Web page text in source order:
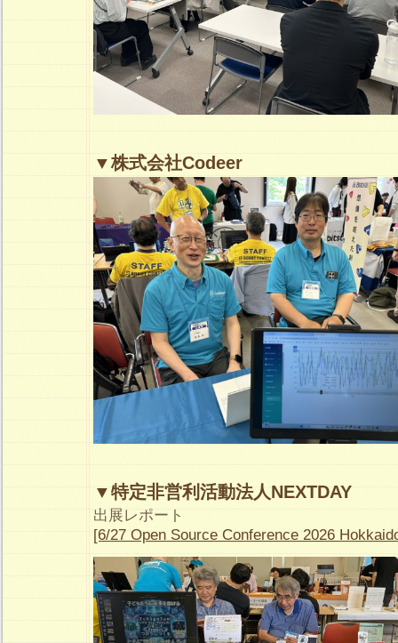
▼株式会社Codeer
▼特定非営利活動法人NEXTDAY
出展レポート
[6/27 Open Source Conference 2026